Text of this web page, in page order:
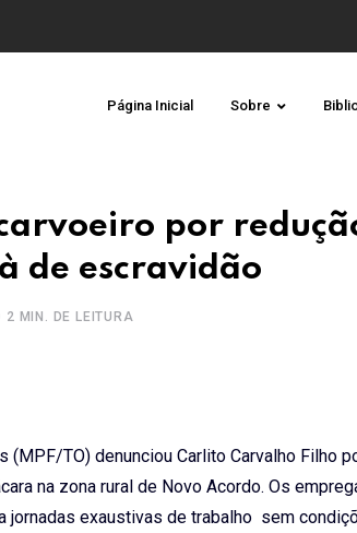
Página Inicial Sobre
por
de escravidão
2 MIN. DE LEITURA
(MPF/TO) denunciou Carlito Carvalho Filho
na zona rural de Novo Acordo. Os
exaustivas de trabalho sem